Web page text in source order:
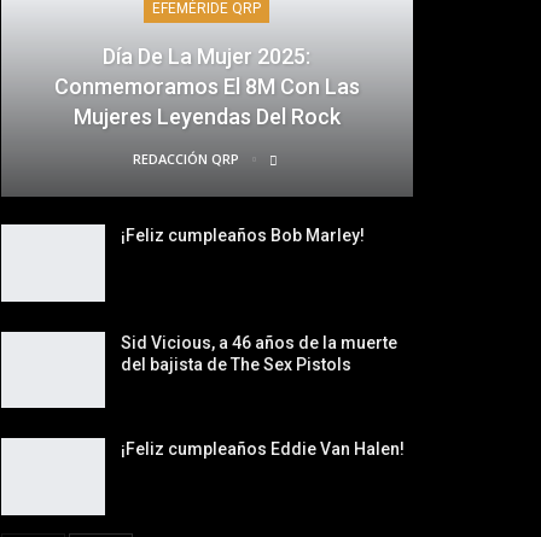
EFEMÉRIDE QRP
Día De La Mujer 2025:
Conmemoramos El 8M Con Las
Mujeres Leyendas Del Rock
REDACCIÓN QRP
¡Feliz cumpleaños Bob Marley!
Sid Vicious, a 46 años de la muerte
del bajista de The Sex Pistols
¡Feliz cumpleaños Eddie Van Halen!